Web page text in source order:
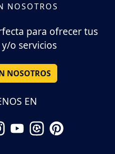
NOSOTROS
para ofrecer tus
o servicios
NOSOTROS
EN